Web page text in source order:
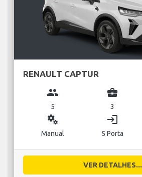
RENAULT CAPTUR
group
5
business_center
3
miscellaneous_services
Manual
login
5 Porta
VER DETALHES...